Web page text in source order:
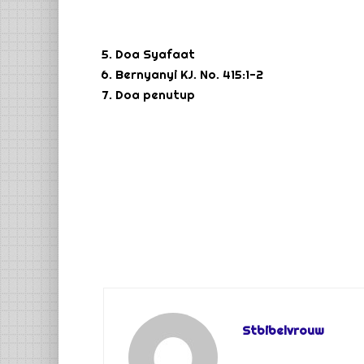
Doa Syafaat
Bernyanyi KJ. No. 415:1-2
Doa penutup
Stbibelvrouw